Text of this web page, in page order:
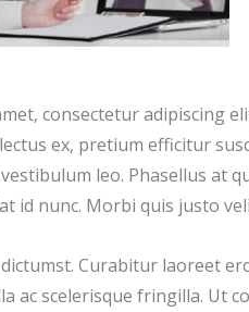
consectetur adipiscing
ex, pretium efficitur
leo. Phasellus at
id nunc. Morbi quis justo
Curabitur laoreet
ac scelerisque fringilla. Ut